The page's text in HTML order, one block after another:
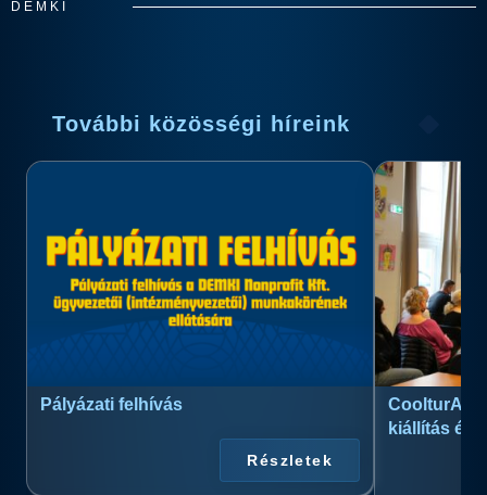
DEMKI
További közösségi híreink
Pályázati felhívás
Részletek
kiállítás és